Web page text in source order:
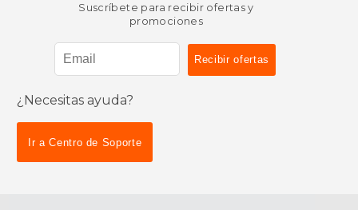
15%
$ 23.59
Suscríbete para recibir ofertas y
promociones
¿Necesitas ayuda?
Ir a Centro de Soporte